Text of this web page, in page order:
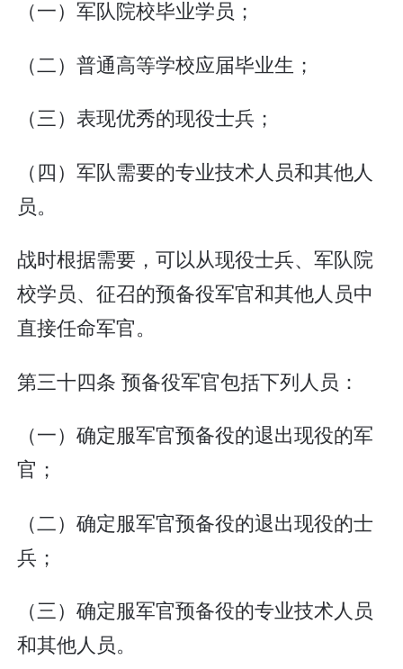
（一）军队院校毕业学员；
（二）普通高等学校应届毕业生；
（三）表现优秀的现役士兵；
（四）军队需要的专业技术人员和其他人
员。
战时根据需要，可以从现役士兵、军队院
校学员、征召的预备役军官和其他人员中
直接任命军官。
第三十四条 预备役军官包括下列人员：
（一）确定服军官预备役的退出现役的军
官；
（二）确定服军官预备役的退出现役的士
兵；
（三）确定服军官预备役的专业技术人员
和其他人员。